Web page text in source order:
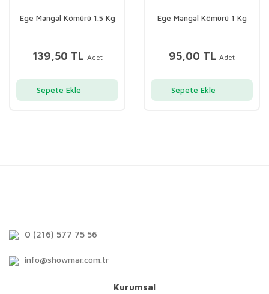
Ege Mangal Kömürü 1.5 Kg
139,50 TL Adet
Sepete Ekle
Ege Mangal Kömürü 1 Kg
95,00 TL Adet
Sepete Ekle
0 (216) 577 75 56
info@showmar.com.tr
Kurumsal